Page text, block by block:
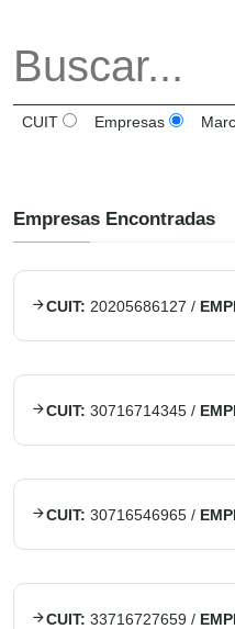
CUIT Empresas
Empresas Encontradas
CUIT: 20205686127 /
CUIT: 30716714345 /
CUIT: 30716546965 /
CUIT: 33716727659 /